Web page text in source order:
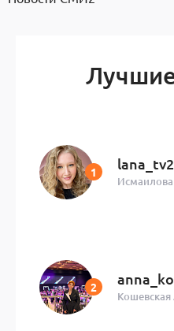
Кошевская